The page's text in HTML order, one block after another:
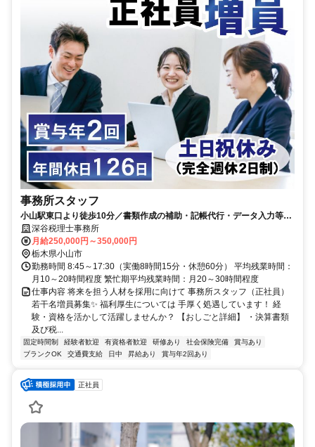
事務所スタッフ
小山駅東口より徒歩10分／書類作成の補助・記帳代行・データ入力等／
会計士や税理士事務所の経験者優遇✨
深谷税理士事務所
月給250,000円～350,000円
栃木県小山市
勤務時間 8:45～17:30（実働8時間15分・休憩60分） 平均残業時間：
月10～20時間程度 繁忙期平均残業時間：月20～30時間程度
仕事内容 将来を担う人材を採用に向けて 事務所スタッフ（正社員）
若干名増員募集✨ 福利厚生については 手厚く処遇しています！ 経
験・資格を活かして活躍しませんか？ 【おしごと詳細】 ・決算書類
及び税...
固定時間制 経験者歓迎 有資格者歓迎 研修あり 社会保険完備
賞与あり
ブランクOK
交通費支給 日中 昇給あり 賞与年2回あり
正社員